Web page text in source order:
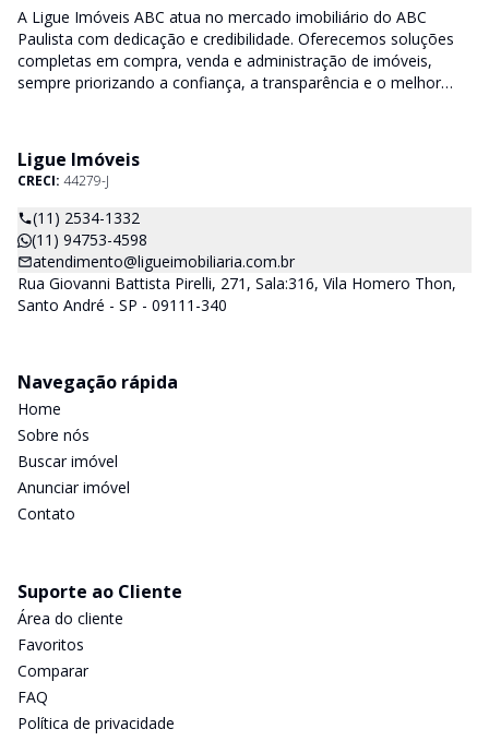
A Ligue Imóveis ABC atua no mercado imobiliário do ABC
Paulista com dedicação e credibilidade. Oferecemos soluções
completas em compra, venda e administração de imóveis,
sempre priorizando a confiança, a transparência e o melhor
Ligue Imóveis
CRECI: 44279-J
(11) 2534-1332
(11) 94753-4598
atendimento@ligueimobiliaria.com.br
Rua Giovanni Battista Pirelli, 271, Sala:316, Vila Homero Thon,
Santo André - SP - 09111-340
Navegação rápida
Home
Sobre nós
Buscar imóvel
Anunciar imóvel
Contato
Suporte ao Cliente
Área do cliente
Favoritos
Comparar
FAQ
Política de privacidade